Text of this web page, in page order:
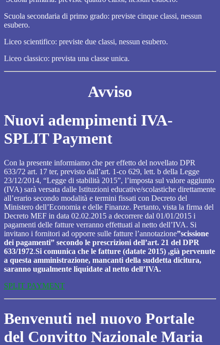
Scuola secondaria di primo grado: previste cinque classi, nessun
esubero.
Liceo scientifico: previste due classi, nessun esubero.
Liceo classico: prevista una classe unica.
Avviso
Nuovi adempimenti IVA-
SPLIT Payment
Con la presente informiamo che per effetto del novellato DPR
633/72 art. 17 ter, previsto dall’art. 1-co 629, lett. b della Legge
23/12/2014, “Legge di stabilità 2015”, l’imposta sul valore aggiunto
(IVA) sarà versata dalle Istituzioni educative/scolastiche direttamente
all’erario secondo modalità e termini fissati con Decreto del
Ministero dell’Economia e delle Finanze. Pertanto, vista la firma del
Decreto MEF in data 02.02.2015 a decorrere dal 01/01/2015 i
pagamenti delle fatture verranno effettuati al netto dell’IVA. Si
invitano i fornitori ad opporre sulle fatture l’annotazione”scissione
dei pagamenti” secondo le prescrizioni dell’art. 21 del DPR
633/1972.Si comunica che le fatture (datate 2015) ,già pervenute
a questa amministrazione, mancanti della suddetta dicitura,
saranno ugualmente liquidate al netto dell’IVA.
SPLIT PAYMENT
Benvenuti nel nuovo Portale
del Convitto Nazionale Maria